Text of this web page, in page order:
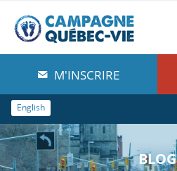
À propos de nous
Blog
Comprendre
Agir
M'INSCRIRE
English
BLOG